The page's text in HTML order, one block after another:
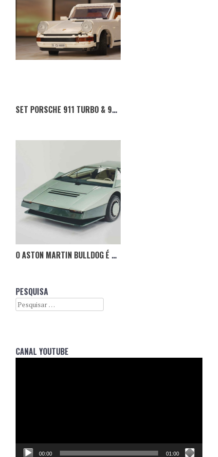
SET PORSCHE 911 TURBO & 911 TARGA DA LEGO
O ASTON MARTIN BULLDOG É O MELHOR AMIGO DO HOMEM
PESQUISA
Search
CANAL YOUTUBE
00:00 01:00